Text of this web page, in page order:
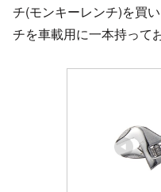
チ(モンキーレンチ)を買
チを車載用に一本持って